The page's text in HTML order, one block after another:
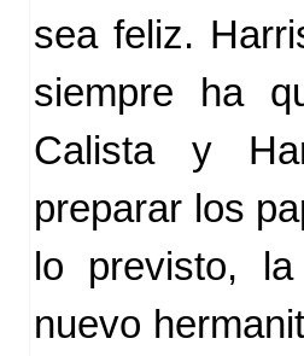
sea feliz.
siempre ha
Calista y
preparar los
lo previsto,
nuevo